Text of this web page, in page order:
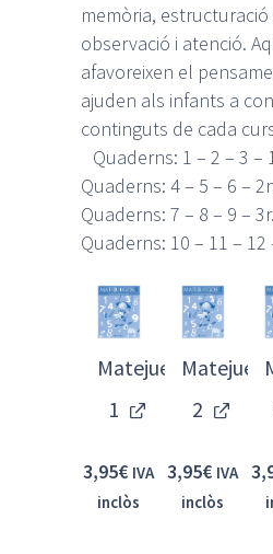
memòria, estructuració
observació i atenció.
afavoreixen el
ajuden als infants a
continguts de cada
Quaderns: 1 – 2 – 3 –
Quaderns: 4 – 5 – 6 –
Quaderns: 7 – 8 – 9 –
Quaderns: 10 – 11 –
Matejuegos
1
3,95€ IVA
inclòs
2
3,95€ IVA
inclòs